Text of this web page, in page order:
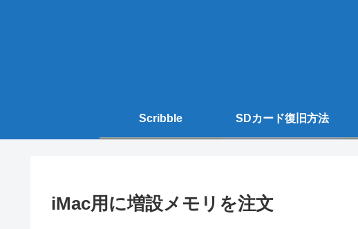
Scribble SDカード復旧方法
iMac用に増設メモリを注文